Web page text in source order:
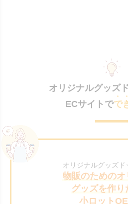
オリジナルグッズ
ECサイトでで
オリジナルグッズド
物販のためのオ
グッズを作り
小ロット